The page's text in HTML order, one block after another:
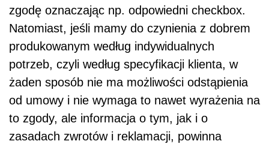
zgodę oznaczając np. odpowiedni checkbox.
Natomiast, jeśli mamy do czynienia z dobrem
produkowanym według indywidualnych
potrzeb, czyli według specyfikacji klienta, w
żaden sposób nie ma możliwości odstąpienia
od umowy i nie wymaga to nawet wyrażenia na
to zgody, ale informacja o tym, jak i o
zasadach zwrotów i reklamacji, powinna